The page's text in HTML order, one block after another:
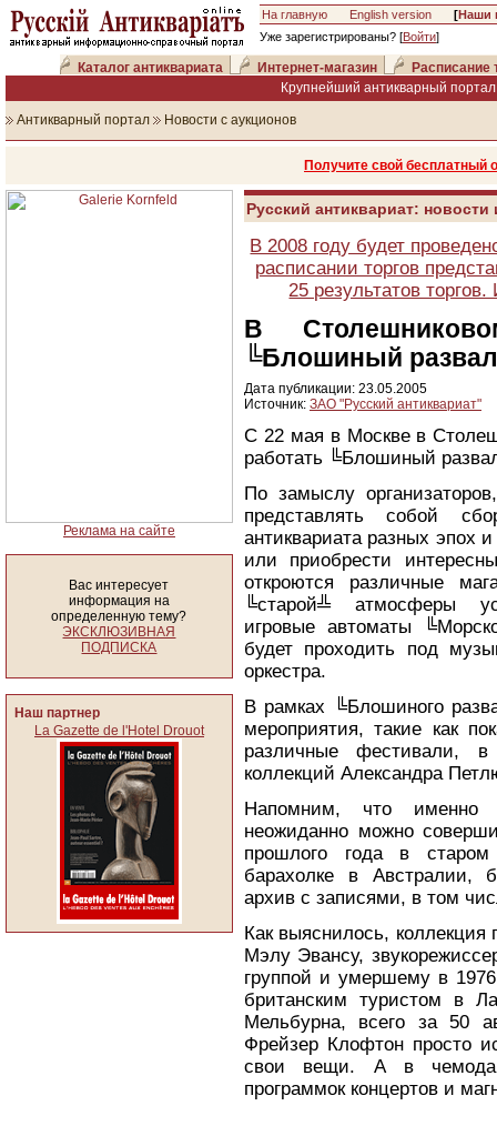
На главную English version [Наши
Уже зарегистрированы? [Войти]
Каталог антиквариата Интернет-магазин
Расписание
Крупнейший антикварный
Антикварный портал Новости с аукционов
Получите свой
Реклама на сайте
Вас интересует
информация на
определенную тему?
ЭКСКЛЮЗИВНАЯ
ПОДПИСКА
Наш партнер
La Gazette de l'Hotel Drouot
Русский антиквариат:
В 2008 году будет
расписании торгов
25 результатов
В
╚Блошиный
Дата публикации: 23.05.2005
Источник: ЗАО "Русский антиквариат"
С 22 мая в Москве в
работать ╚Блошиный
По замыслу
представлять собой
антиквариата разных эпох
или приобрести
откроются различные
╚старой╩ атмосферы
игровые автоматы
будет проходить под
оркестра.
В рамках ╚Блошиного
мероприятия, такие как
различные фестивали, в
коллекций Александра
Напомним, что именно
неожиданно можно
прошлого года в старом
барахолке в Австралии,
архив с записями, в том
Как выяснилось,
Мэлу Эвансу,
группой и умершему в
британским туристом в
Мельбурна, всего за 50
Фрейзер Клофтон просто
свои вещи. А в
программок концертов и